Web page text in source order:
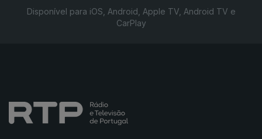
Disponível para iOS, Android, Apple TV, Android TV e
CarPlay